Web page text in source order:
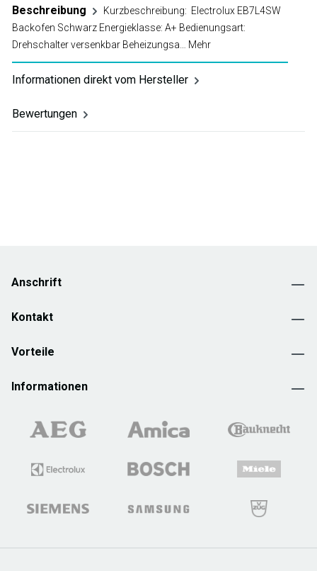
Beschreibung
Kurzbeschreibung: Electrolux EB7L4SW
Backofen Schwarz Energieklasse: A+ Bedienungsart:
Drehschalter versenkbar Beheizungsa… Mehr
Informationen direkt vom Hersteller
Bewertungen
Anschrift
Kontakt
Vorteile
Informationen